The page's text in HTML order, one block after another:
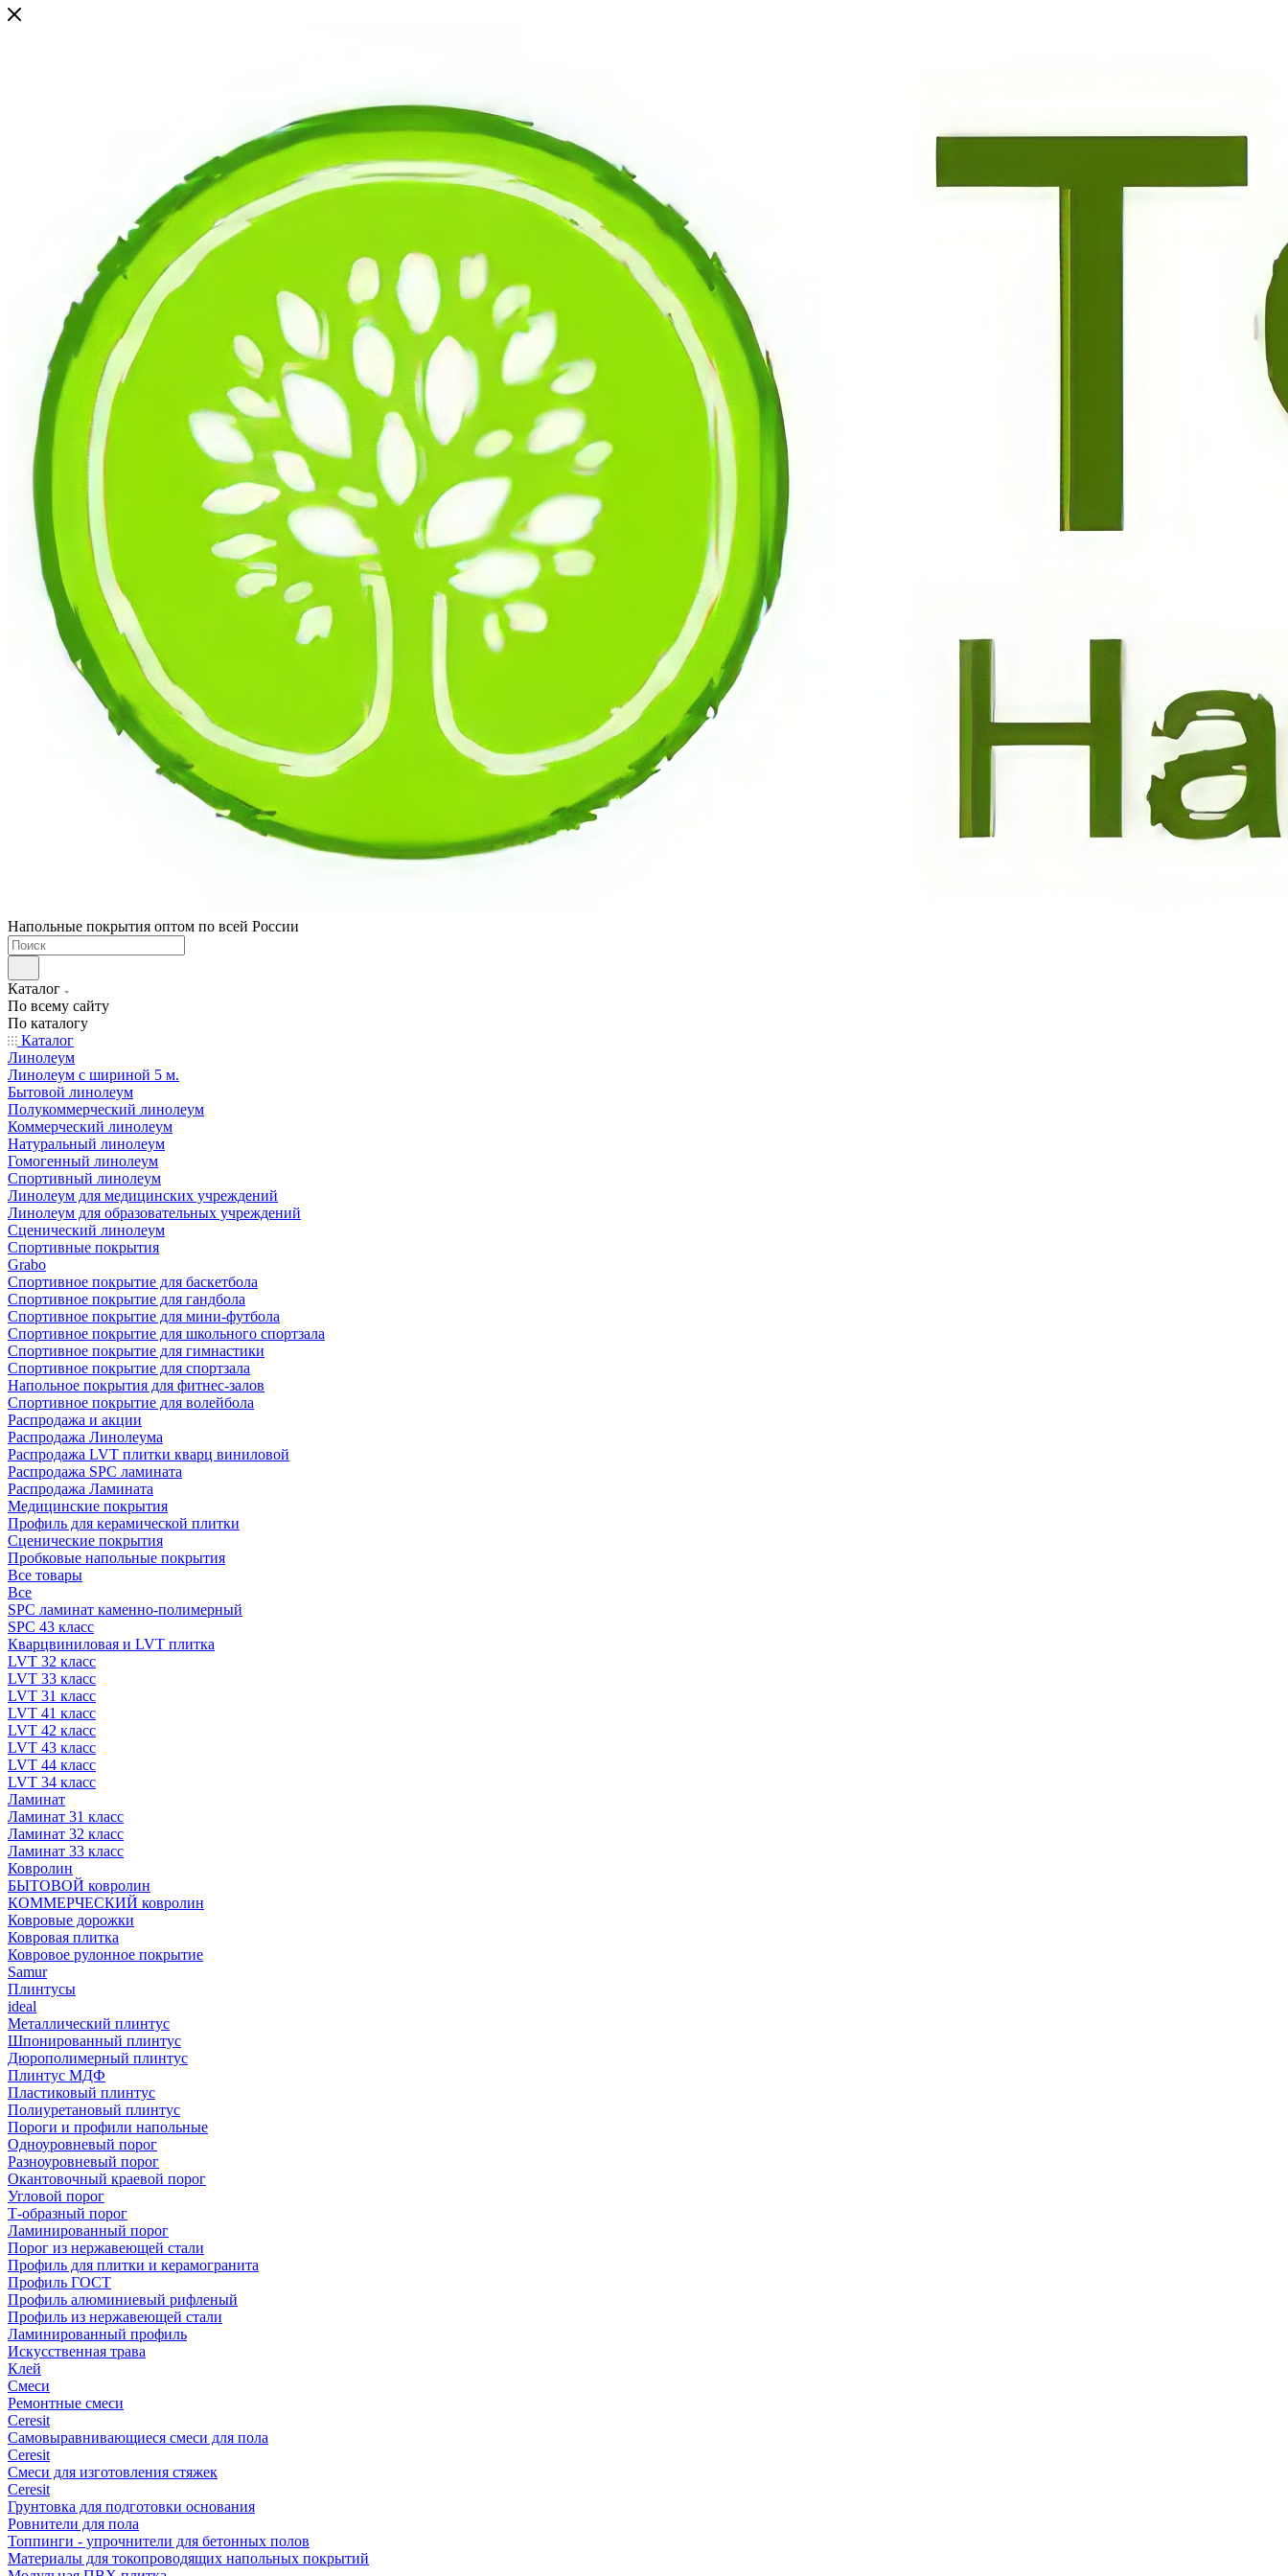
Напольные покрытия оптом по всей России
Каталог
По всему сайту
По каталогу
Каталог
Линолеум
Линолеум с шириной 5 м.
Бытовой линолеум
Полукоммерческий линолеум
Коммерческий линолеум
Натуральный линолеум
Гомогенный линолеум
Спортивный линолеум
Линолеум для медицинских учреждений
Линолеум для образовательных учреждений
Сценический линолеум
Спортивные покрытия
Grabo
Спортивное покрытие для баскетбола
Спортивное покрытие для гандбола
Спортивное покрытие для мини-футбола
Спортивное покрытие для школьного спортзала
Спортивное покрытие для гимнастики
Спортивное покрытие для спортзала
Напольное покрытия для фитнес-залов
Спортивное покрытие для волейбола
Распродажа и акции
Распродажа Линолеума
Распродажа LVT плитки кварц виниловой
Распродажа SPC ламината
Распродажа Ламината
Медицинские покрытия
Профиль для керамической плитки
Сценические покрытия
Пробковые напольные покрытия
Все товары
Все
SPC ламинат каменно-полимерный
SPC 43 класс
Кварцвиниловая и LVT плитка
LVT 32 класс
LVT 33 класс
LVT 31 класс
LVT 41 класс
LVT 42 класс
LVT 43 класс
LVT 44 класс
LVT 34 класс
Ламинат
Ламинат 31 класс
Ламинат 32 класс
Ламинат 33 класс
Ковролин
БЫТОВОЙ ковролин
КОММЕРЧЕСКИЙ ковролин
Ковровые дорожки
Ковровая плитка
Ковровое рулонное покрытие
Samur
Плинтусы
ideal
Металлический плинтус
Шпонированный плинтус
Дюрополимерный плинтус
Плинтус МДФ
Пластиковый плинтус
Полиуретановый плинтус
Пороги и профили напольные
Одноуровневый порог
Разноуровневый порог
Окантовочный краевой порог
Угловой порог
Т-образный порог
Ламинированный порог
Порог из нержавеющей стали
Профиль для плитки и керамогранита
Профиль ГОСТ
Профиль алюминиевый рифленый
Профиль из нержавеющей стали
Ламинированный профиль
Искусственная трава
Клей
Смеси
Ремонтные смеси
Ceresit
Самовыравнивающиеся смеси для пола
Ceresit
Смеси для изготовления стяжек
Ceresit
Грунтовка для подготовки основания
Ровнители для пола
Топпинги - упрочнители для бетонных полов
Материалы для токопроводящих напольных покрытий